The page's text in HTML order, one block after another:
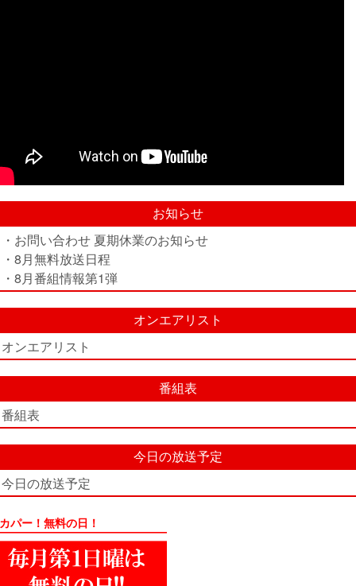
お知らせ
・お問い合わせ 夏期休業のお知らせ
・8月無料放送日程
・8月番組情報第1弾
オンエアリスト
オンエアリスト
番組表
番組表
今日の放送予定
今日の放送予定
パー！無料の日！